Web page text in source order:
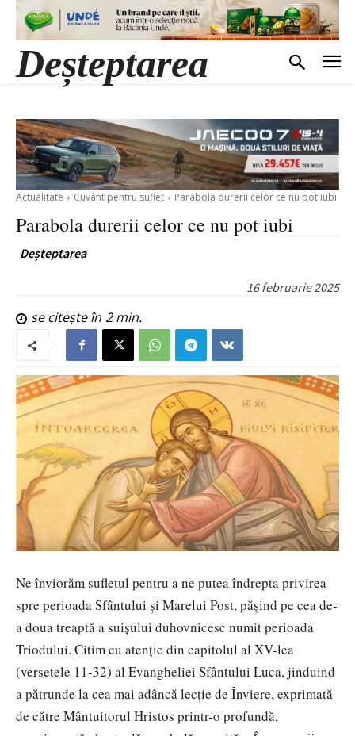
Deșteptarea
Actualitate Cuvânt pentru suflet Parabola durerii celor ce nu pot iubi
Parabola durerii celor ce nu pot iubi
Deșteptarea
16 februarie 2025
se citește în 2min.
Ne înviorăm sufletul pentru a ne putea îndrepta privirea
spre perioada Sfântului și Marelui Post, pășind pe cea de-
a doua treaptă a suișului duhovnicesc numit perioada
Triodului. Citim cu atenție din capitolul al XV-lea
(versetele 11-32) al Evangheliei Sfântului Luca, jinduind
a pătrunde la cea mai adâncă lecție de Înviere, exprimată
de către Mântuitorul Hristos printr-o profundă,